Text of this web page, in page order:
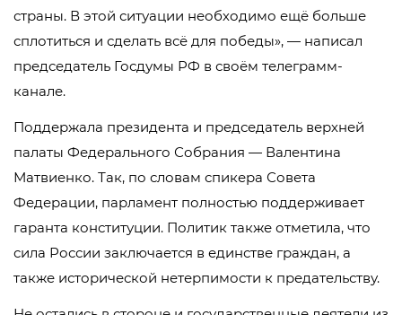
страны. В этой ситуации необходимо ещё больше
сплотиться и сделать всё для победы», — написал
председатель Госдумы РФ в своём телеграмм-
канале.
Поддержала президента и председатель верхней
палаты Федерального Собрания — Валентина
Матвиенко. Так, по словам спикера Совета
Федерации, парламент полностью поддерживает
гаранта конституции. Политик также отметила, что
сила России заключается в единстве граждан, а
также исторической нетерпимости к предательству.